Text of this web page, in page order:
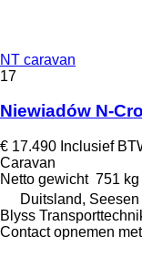
NT caravan
17
Niewiadów N-
€ 17.490 Inclusief
Caravan
Netto gewicht 751 kg
Duitsland, Seesen
Blyss
Contact opnemen